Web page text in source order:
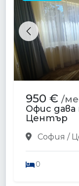
Previous
950 € /
Офис
Център
София /
0